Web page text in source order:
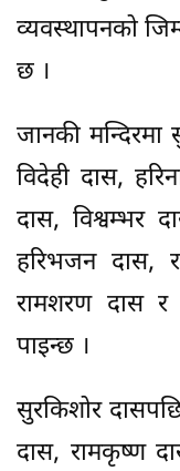
व्यवस्थापनको
छ ।
जानकी
विदेही दास,
दास, विश्वम्भर
हरिभजन दास,
रामशरण दास र
पाइन्छ ।
सुरकिशोर
दास, रामकृष्ण